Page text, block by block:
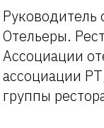
Руководитель
Отельеры.
Ассоциации
ассоциации
группы